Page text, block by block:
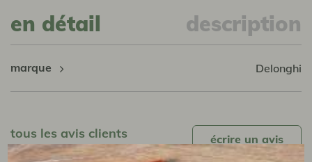
en détail description
marque Delonghi
tous les avis clients écrire un avis